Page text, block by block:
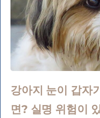
강아지 눈이 갑자
면? 실명 위험이